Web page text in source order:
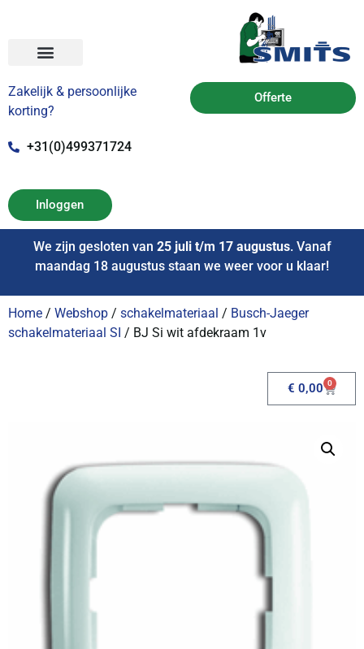
Zakelijk & persoonlijke
korting?
+31(0)499371724
Offerte
Inloggen
We zijn gesloten van 25 juli t/m 17 augustus. Vanaf
maandag 18 augustus staan we weer voor u klaar!
Home / Webshop / schakelmateriaal / Busch-Jaeger
schakelmateriaal SI / BJ Si wit afdekraam 1v
€ 0,00 0